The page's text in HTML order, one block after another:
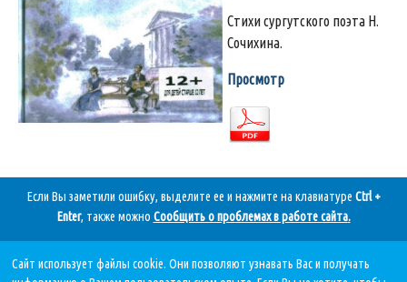
Стихи сургутского поэта Н.
Сочихина.
Просмотр
Если Вы заметили ошибку, выделите ее и нажмите на клавиатуре Ctrl +
Enter, также можно Сообщить о проблемах в работе сайта.
Дата последнего обновления:
Сайт использует файлы cookie. Они позволяют узнавать Вас и получать